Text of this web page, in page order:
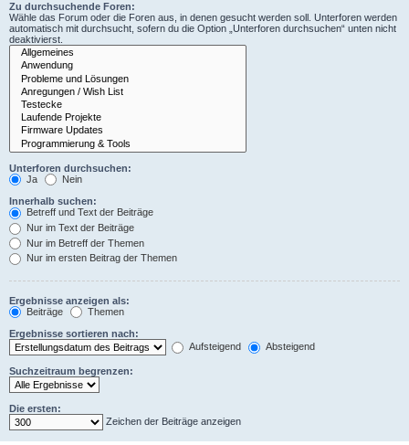
Zu durchsuchende Foren:
Wähle das Forum oder die Foren aus, in denen gesucht werden soll. Unterforen werden
automatisch mit durchsucht, sofern du die Option „Unterforen durchsuchen“ unten nicht
deaktivierst.
Unterforen durchsuchen:
Ja
Nein
Innerhalb suchen:
Betreff und Text der Beiträge
Nur im Text der Beiträge
Nur im Betreff der Themen
Nur im ersten Beitrag der Themen
Ergebnisse anzeigen als:
Beiträge
Themen
Ergebnisse sortieren nach:
Aufsteigend
Absteigend
Suchzeitraum begrenzen:
Die ersten:
Zeichen der Beiträge anzeigen